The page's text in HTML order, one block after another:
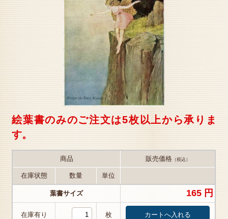
絵葉書のみのご注文は5枚以上から承りま
す。
商品 販売価格（税込）
在庫状態 数量 単位
葉書サイズ 165 円
在庫有り 枚